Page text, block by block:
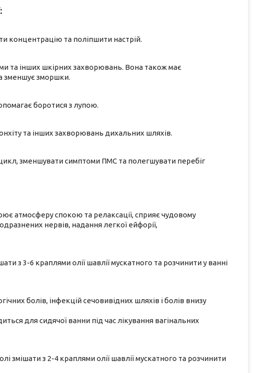
концентрацію та поліпшити настрій.
та інших шкірних захворювань. Вона також має
зменшує зморшки.
боротися з лупою.
та інших захворювань дихальних шляхів.
зменшувати симптоми ПМС та полегшувати перебіг
атмосферу спокою та релаксації, сприяє чудовому
нервів, надання легкої ейфорії,
з 3-6 краплями олії шавлії мускатного та розчинити у ванні
болів, інфекцій сечовивідних шляхів і болів внизу
для сидячої ванни під час лікування вагінальних
змішати з 2-4 краплями олії шавлії мускатного та розчинити